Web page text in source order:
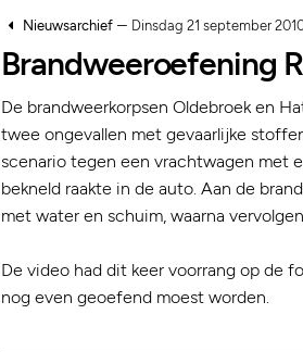
Nieuwsarchief– Dinsdag 21 september
Brandweeroefening
De brandweerkorpsen Oldebroek en
twee ongevallen met gevaarlijke
scenario tegen een vrachtwagen met
bekneld raakte in de auto. Aan de
met water en schuim, waarna
De video had dit keer voorrang op de
nog even geoefend moest worden.